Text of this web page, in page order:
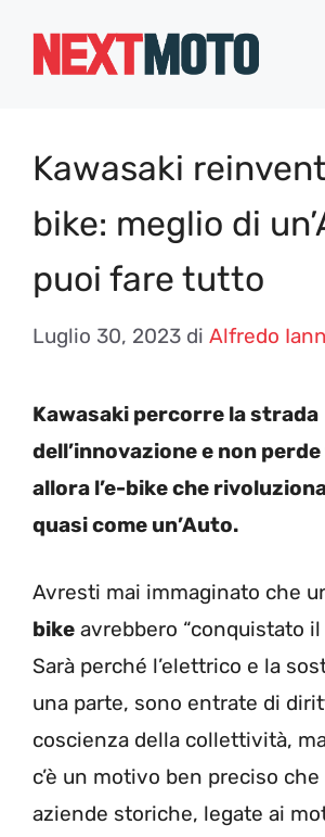
Kawasaki
bike: meglio di
puoi fare tutto
Luglio 30, 2023 di Alfredo
Kawasaki percorre la strada
dell’innovazione e non
allora l’e-bike che
quasi come un’Auto.
Avresti mai immaginato che
bike avrebbero “conquistato il
Sarà perché l’elettrico e la
una parte, sono entrate di
coscienza della collettività,
c’è un motivo ben preciso
aziende storiche, legate ai